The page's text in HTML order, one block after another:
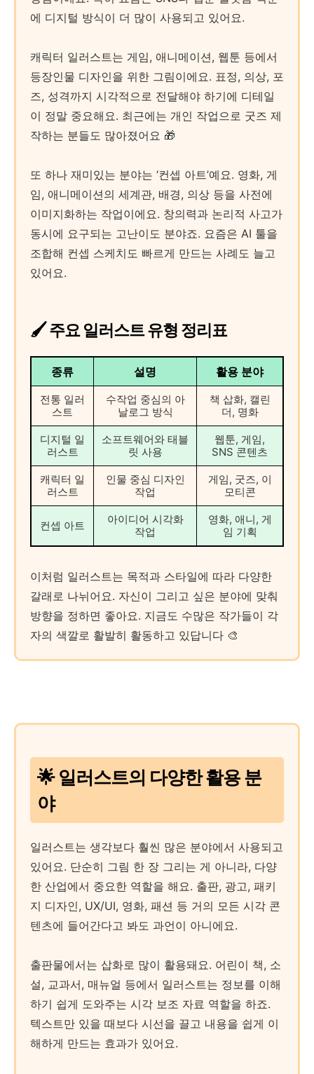
에 디지털 방식이 더 많이 사용되고 있어요.
캐릭터 일러스트는 게임, 애니메이션, 웹툰 등에서
등장인물 디자인을 위한 그림이에요. 표정, 의상, 포
즈, 성격까지 시각적으로 전달해야 하기에 디테일
이 정말 중요해요. 최근에는 개인 작업으로 굿즈 제
작하는 분들도 많아졌어요 🎁
또 하나 재미있는 분야는 ‘컨셉 아트’예요. 영화, 게
임, 애니메이션의 세계관, 배경, 의상 등을 사전에
이미지화하는 작업이에요. 창의력과 논리적 사고가
동시에 요구되는 고난이도 분야죠. 요즘은 AI 툴을
조합해 컨셉 스케치도 빠르게 만드는 사례도 늘고
있어요.
🖌️ 주요 일러스트 유형 정리표
종류 설명 활용 분야
전통 일러
스트
수작업 중심의 아
날로그 방식
책 삽화, 캘린
더, 명화
디지털 일
러스트
소프트웨어와 태블
릿 사용
웹툰, 게임,
SNS 콘텐츠
캐릭터 일
러스트
인물 중심 디자인
작업
게임, 굿즈, 이
모티콘
컨셉 아트
아이디어 시각화
작업
영화, 애니, 게
임 기획
이처럼 일러스트는 목적과 스타일에 따라 다양한
갈래로 나뉘어요. 자신이 그리고 싶은 분야에 맞춰
방향을 정하면 좋아요. 지금도 수많은 작가들이 각
자의 색깔로 활발히 활동하고 있답니다 🎨
🌟 일러스트의 다양한 활용 분
야
일러스트는 생각보다 훨씬 많은 분야에서 사용되고
있어요. 단순히 그림 한 장 그리는 게 아니라, 다양
한 산업에서 중요한 역할을 해요. 출판, 광고, 패키
지 디자인, UX/UI, 영화, 패션 등 거의 모든 시각 콘
텐츠에 들어간다고 봐도 과언이 아니에요.
출판물에서는 삽화로 많이 활용돼요. 어린이 책, 소
설, 교과서, 매뉴얼 등에서 일러스트는 정보를 이해
하기 쉽게 도와주는 시각 보조 자료 역할을 하죠.
텍스트만 있을 때보다 시선을 끌고 내용을 쉽게 이
해하게 만드는 효과가 있어요.